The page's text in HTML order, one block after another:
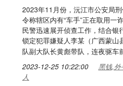
2023年11月份，沅江市公安局
令称辖区内有“车手”正在取用一
民警迅速展开侦查工作，结合银
锁定犯罪嫌疑人李某（广西蒙山
队副大队长黄彪带队，连夜驱车
2023-12-25 10:22:00
黑钱,
人